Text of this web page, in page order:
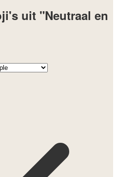
uit "Neutraal en